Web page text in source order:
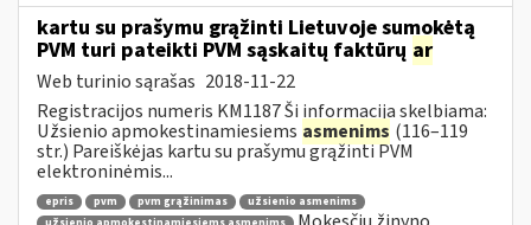
kartu su prašymu grąžinti Lietuvoje sumokėtą
PVM turi pateikti PVM sąskaitų faktūrų ar
Web turinio sąrašas 2018-11-22
Registracijos numeris KM1187 Ši informacija skelbiama:
Užsienio apmokestinamiesiems asmenims (116–119
str.) Pareiškėjas kartu su prašymu grąžinti PVM
elektroninėmis...
epris pvm pvm grąžinimas
užsienio asmenims